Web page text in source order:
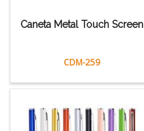
Caneta Metal Touch Screen
CDM-259